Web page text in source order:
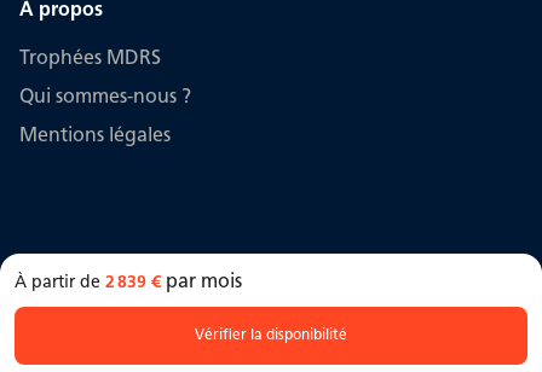
À partir de 2 839 € par mois
Vérifier la disponibilité
À propos
Trophées MDRS
Qui sommes-nous ?
Mentions légales